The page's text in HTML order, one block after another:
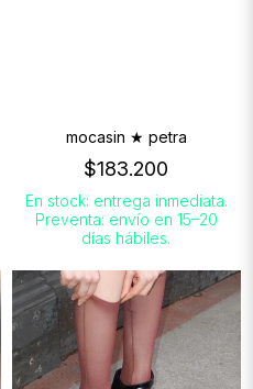
mocasin ★ petra
$183.200
En stock: entrega inmediata.
Preventa: envío en 15–20
días hábiles.